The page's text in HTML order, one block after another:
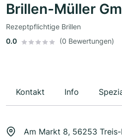
Brillen-Müller
Rezeptpflichtige Brillen
0.0
(0 Bewertungen)
Kontakt Info
Am Markt 8, 56253